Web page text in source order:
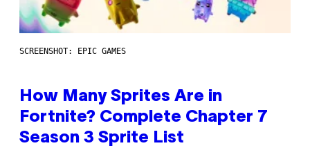
SCREENSHOT: EPIC GAMES
How Many Sprites Are in
Fortnite? Complete Chapter 7
Season 3 Sprite List